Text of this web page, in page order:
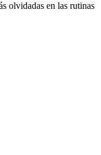
olvidadas en las rutinas